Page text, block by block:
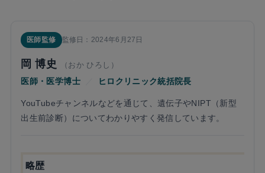
医師監修 監修日：2024年6月27日
岡 博史 （おか ひろし）
医師・医学博士 ヒロクリニック統括院長
YouTubeチャンネルなどを通じて、遺伝子やNIPT（新型
出生前診断）についてわかりやすく発信しています。
略歴